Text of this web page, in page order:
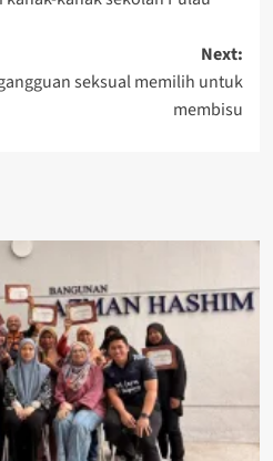
Next:
seksual memilih untuk
membisu